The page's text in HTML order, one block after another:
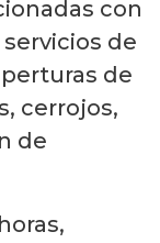
con
de
de
cerrojos,
de